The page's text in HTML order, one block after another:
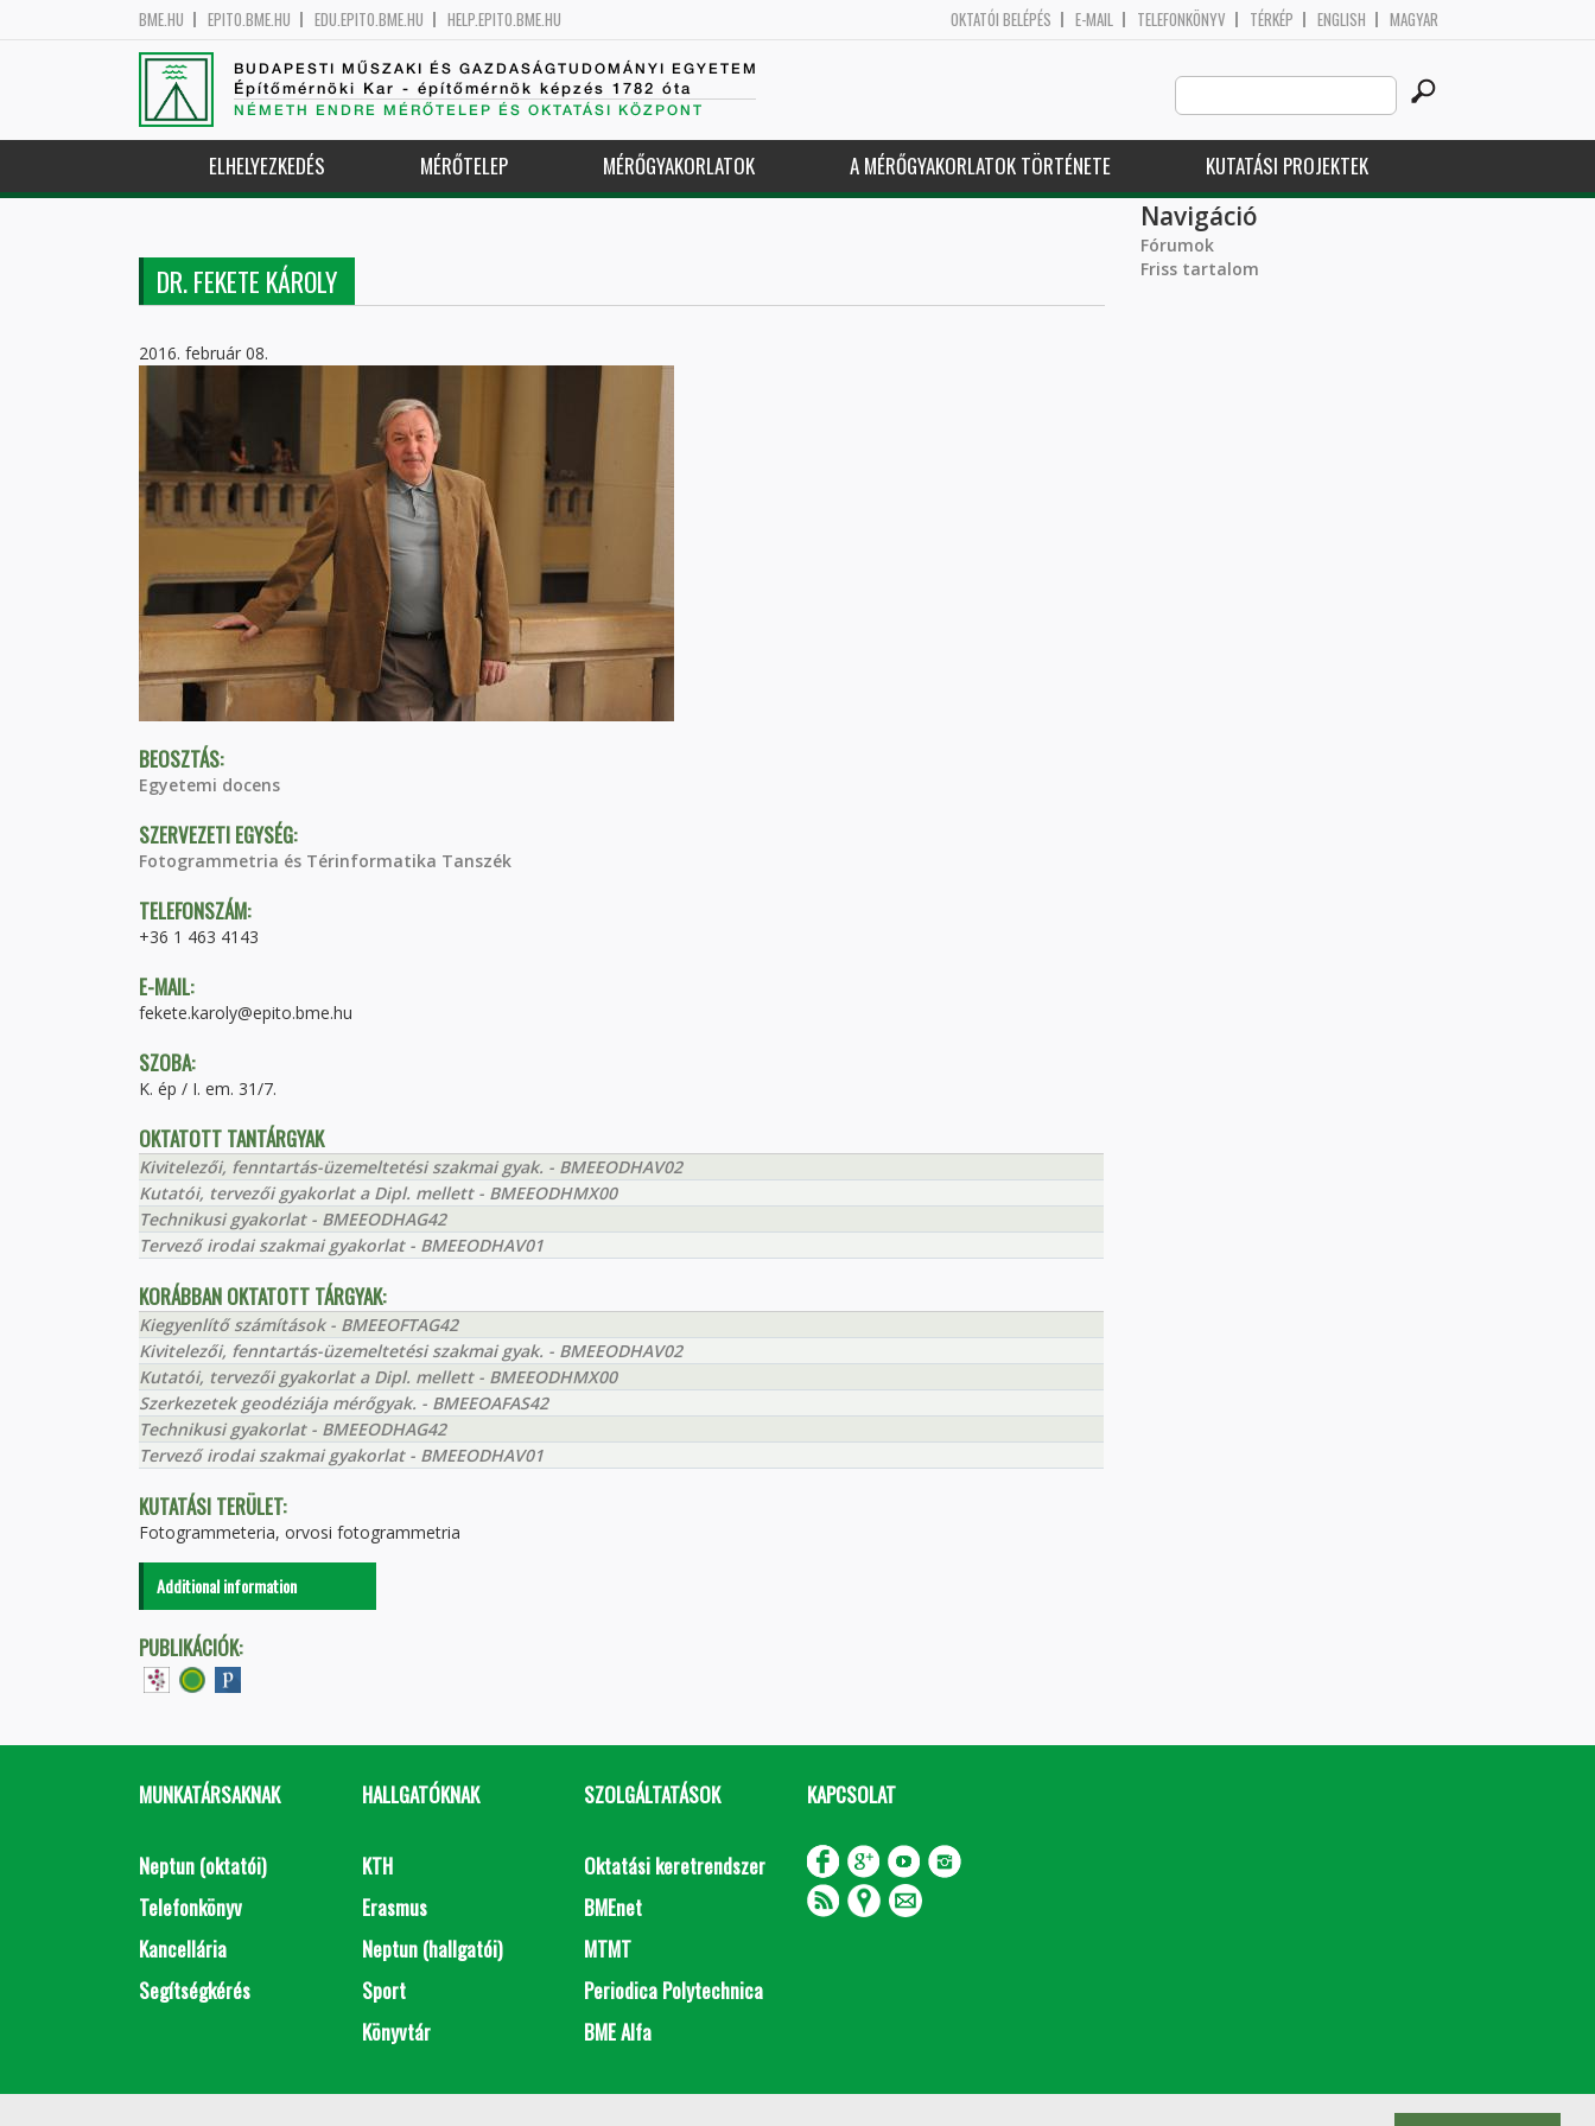
BME.HU EPITO.BME.HU EDU.EPITO.BME.HU HELP.EPITO.BME.HU OKTATÓI BELÉPÉS E-MAIL TELEFONKÖNYV TÉRKÉP ENGLISH MAGYAR
BUDAPESTI MŰSZAKI ÉS GAZDASÁGTUDOMÁNYI EGYETEM
Építőmérnöki Kar - építőmérnök képzés 1782 óta
NÉMETH ENDRE MÉRŐTELEP ÉS OKTATÁSI KÖZPONT
Search
this
site
ELHELYEZKEDÉS MÉRŐTELEP MÉRŐGYAKORLATOK A MÉRŐGYAKORLATOK TÖRTÉNETE KUTATÁSI PROJEKTEK
DR. FEKETE KÁROLY
2016. február 08.
BEOSZTÁS:
Egyetemi docens
SZERVEZETI EGYSÉG:
Fotogrammetria és Térinformatika Tanszék
TELEFONSZÁM:
+36 1 463 4143
E-MAIL:
fekete.karoly@epito.bme.hu
SZOBA:
K. ép / I. em. 31/7.
OKTATOTT TANTÁRGYAK
Kivitelezői, fenntartás-üzemeltetési szakmai gyak. - BMEEODHAV02
Kutatói, tervezői gyakorlat a Dipl. mellett - BMEEODHMX00
Technikusi gyakorlat - BMEEODHAG42
Tervező irodai szakmai gyakorlat - BMEEODHAV01
KORÁBBAN OKTATOTT TÁRGYAK:
Kiegyenlítő számítások - BMEEOFTAG42
Kivitelezői, fenntartás-üzemeltetési szakmai gyak. - BMEEODHAV02
Kutatói, tervezői gyakorlat a Dipl. mellett - BMEEODHMX00
Szerkezetek geodéziája mérőgyak. - BMEEOAFAS42
Technikusi gyakorlat - BMEEODHAG42
Tervező irodai szakmai gyakorlat - BMEEODHAV01
KUTATÁSI TERÜLET:
Fotogrammeteria, orvosi fotogrammetria
Additional information
PUBLIKÁCIÓK:
Navigáció
Fórumok
Friss tartalom
MUNKATÁRSAKNAK
Neptun (oktatói)
Telefonkönyv
Kancellária
Segítségkérés
HALLGATÓKNAK
KTH
Erasmus
Neptun (hallgatói)
Sport
Könyvtár
SZOLGÁLTATÁSOK
Oktatási keretrendszer
BMEnet
MTMT
Periodica Polytechnica
BME Alfa
KAPCSOLAT